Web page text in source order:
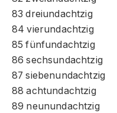
83 dreiundachtzig
84 vierundachtzig
85 fünfundachtzig
86 sechsundachtzig
87 siebenundachtzig
88 achtundachtzig
89 neunundachtzig